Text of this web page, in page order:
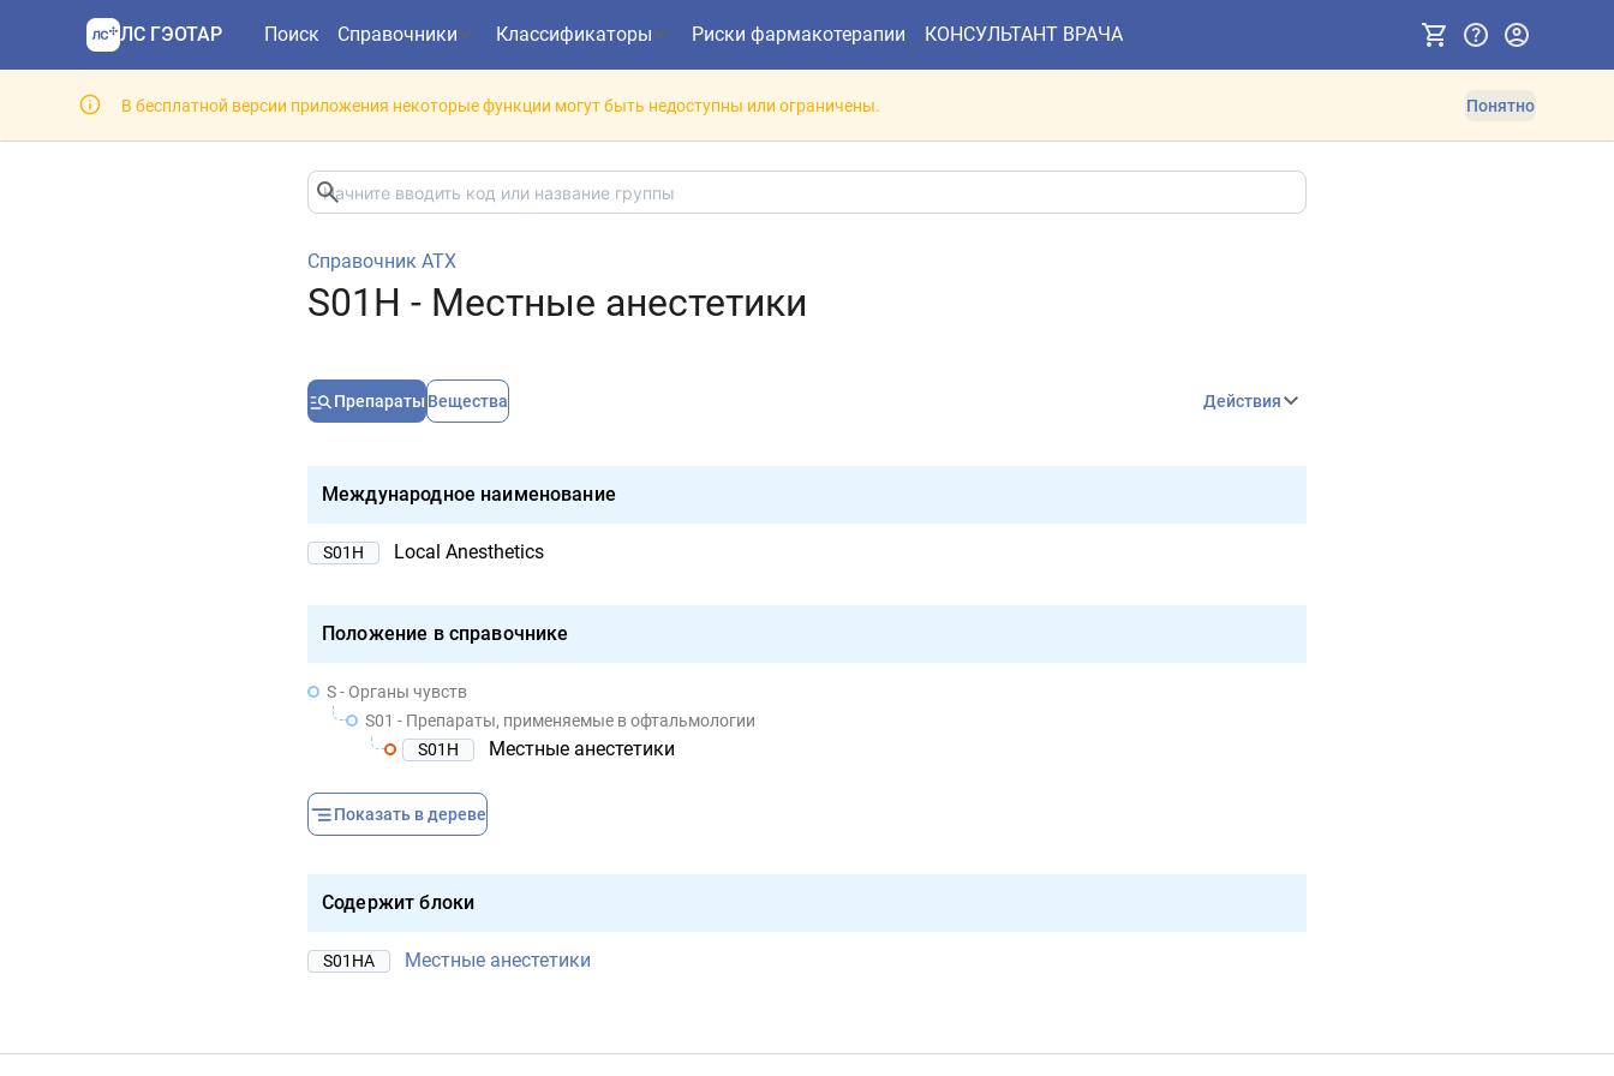
ЛС ГЭОТАР Поиск Справочники Классификаторы Риски фармакотерапии КОНСУЛЬТАНТ ВРАЧА
В бесплатной версии приложения некоторые функции могут быть недоступны или ограничены. Понятно
Справочник АТХ
S01H - Местные анестетики
Препараты Вещества Действия
Международное наименование
S01H Local Anesthetics
Положение в справочнике
S - Органы чувств
S01 - Препараты, применяемые в офтальмологии
S01H
Местные анестетики
Показать в дереве
Содержит блоки
S01HA Местные анестетики